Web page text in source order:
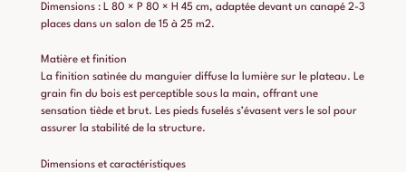
Dimensions : L 80 × P 80 × H 45 cm, adaptée devant un canapé 2-3
places dans un salon de 15 à 25 m2.
Matière et finition
La finition satinée du manguier diffuse la lumière sur le plateau. Le
grain fin du bois est perceptible sous la main, offrant une
sensation tiède et brut. Les pieds fuselés s’évasent vers le sol pour
assurer la stabilité de la structure.
Dimensions et caractéristiques